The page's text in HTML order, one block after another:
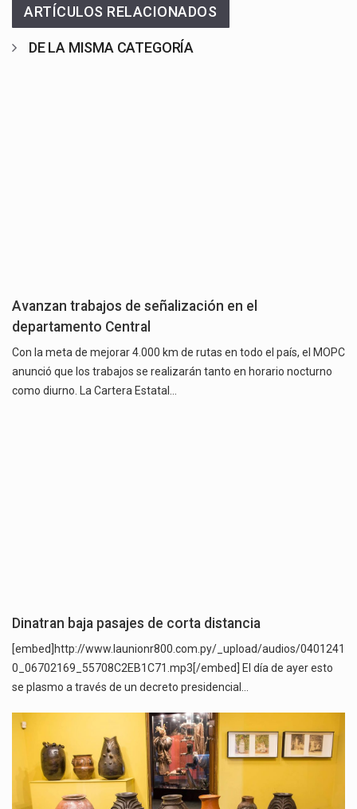
ARTÍCULOS RELACIONADOS
DE LA MISMA CATEGORÍA
Avanzan trabajos de señalización en el
departamento Central
Con la meta de mejorar 4.000 km de rutas en todo el país, el MOPC
anunció que los trabajos se realizarán tanto en horario nocturno
como diurno. La Cartera Estatal…
Dinatran baja pasajes de corta distancia
[embed]http://www.launionr800.com.py/_upload/audios/0401241
0_06702169_55708C2EB1C71.mp3[/embed] El día de ayer esto
se plasmo a través de un decreto presidencial…